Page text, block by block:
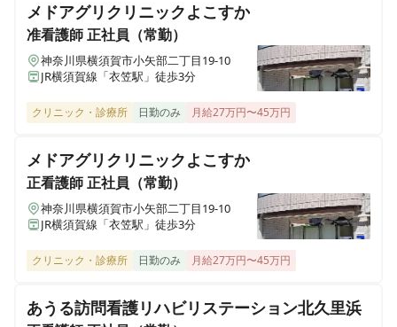
メドアグリクリニックよこすか
准看護師正社員（常勤）
神奈川県横須賀市小矢部二丁目19-10
JR横須賀線「衣笠駅」徒歩3分
クリニック・診療所 日勤のみ 月給27万円〜45万円
メドアグリクリニックよこすか
正看護師正社員（常勤）
神奈川県横須賀市小矢部二丁目19-10
JR横須賀線「衣笠駅」徒歩3分
クリニック・診療所 日勤のみ 月給27万円〜45万円
あうる訪問看護リハビリステーション北久里浜